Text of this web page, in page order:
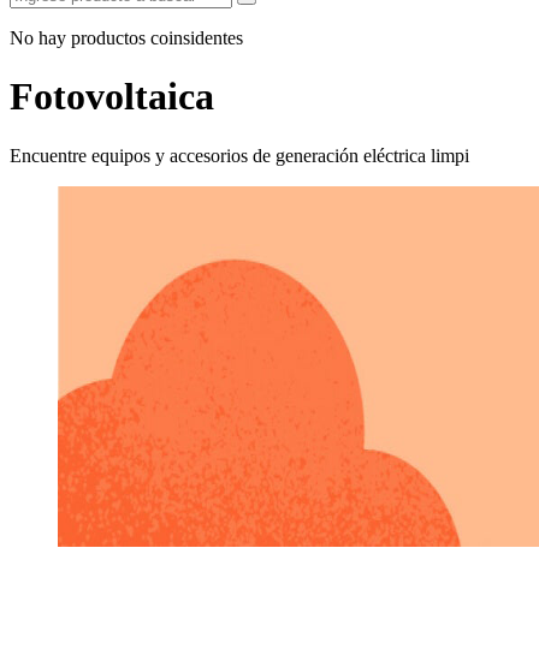
No hay productos coinsidentes
Fotovoltaica
Encuentre equipos y accesorios de generación eléctrica limpi